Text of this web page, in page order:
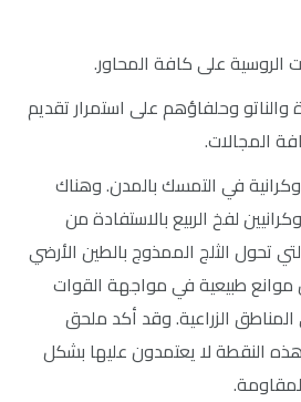
الروسية على كافة المحاور.
والناتو وحلفاؤهم على استمرار تقديم
المجالات.
في التمسك بالمدن. وهناك
لفخ الربيع بالاستفادة من
تحول الثلج الممذوج بالطين الأرضي
طبيعية في مواجهة القوات
الزراعية. وقد أكد ملحق
هذه النقطة لا يعتمدون عليها بشكل